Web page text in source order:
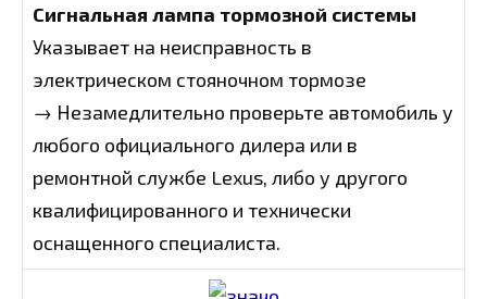
Сигнальная лампа тормозной системы
Указывает на неисправность в
электрическом стояночном тормозе
→ Незамедлительно проверьте автомобиль у
любого официального дилера или в
ремонтной службе Lexus, либо у другого
квалифицированного и технически
оснащенного специалиста.